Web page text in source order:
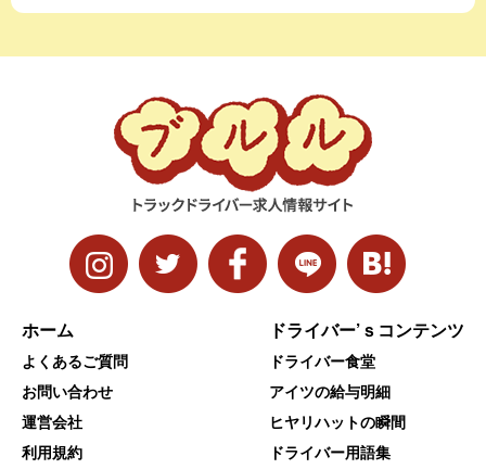
ホーム
よくあるご質問
お問い合わせ
運営会社
利用規約
ドライバー’ｓコンテンツ
ドライバー食堂
アイツの給与明細
ヒヤリハットの瞬間
ドライバー用語集